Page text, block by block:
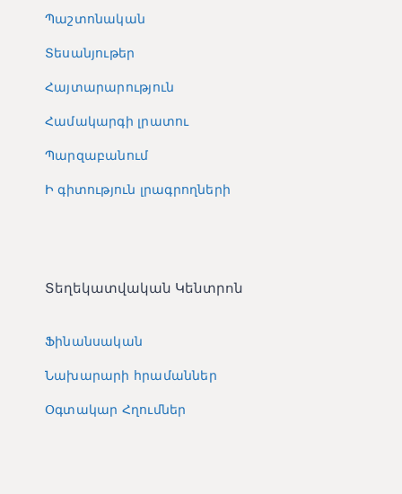
Պաշտոնական
Տեսանյութեր
Հայտարարություն
Համակարգի լրատու
Պարզաբանում
Ի գիտություն լրագրողների
Տեղեկատվական Կենտրոն
Ֆինանսական
Նախարարի հրամաններ
Օգտակար Հղումներ